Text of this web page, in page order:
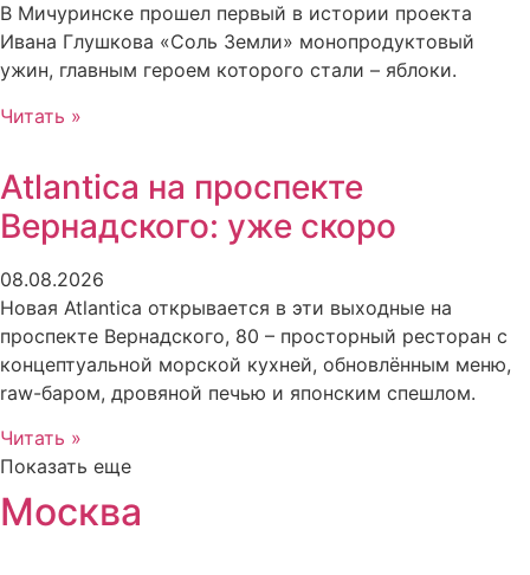
В Мичуринске прошел первый в истории проекта
Ивана Глушкова «Соль Земли» монопродуктовый
ужин, главным героем которого стали – яблоки.
Читать »
Atlantica на проспекте
Вернадского: уже скоро
08.08.2026
Новая Atlantica открывается в эти выходные на
проспекте Вернадского, 80 – просторный ресторан с
концептуальной морской кухней, обновлённым меню,
raw-баром, дровяной печью и японским спешлом.
Читать »
Показать еще
Москва